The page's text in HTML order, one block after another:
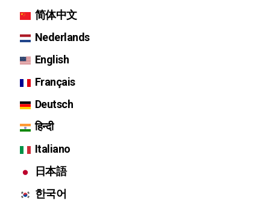
简体中文
Nederlands
English
Français
Deutsch
हिन्दी
Italiano
日本語
한국어